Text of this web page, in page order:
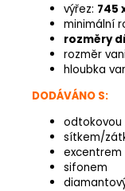
výřez: 745
minimální
rozměry
rozměr
hloubka
DODÁVÁNO S:
odtokovou
sítkem/
excentrem
sifonem